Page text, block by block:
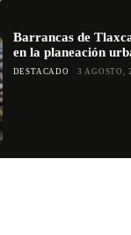
Barrancas de
en la planeación
DESTACADO 3 AGOSTO,